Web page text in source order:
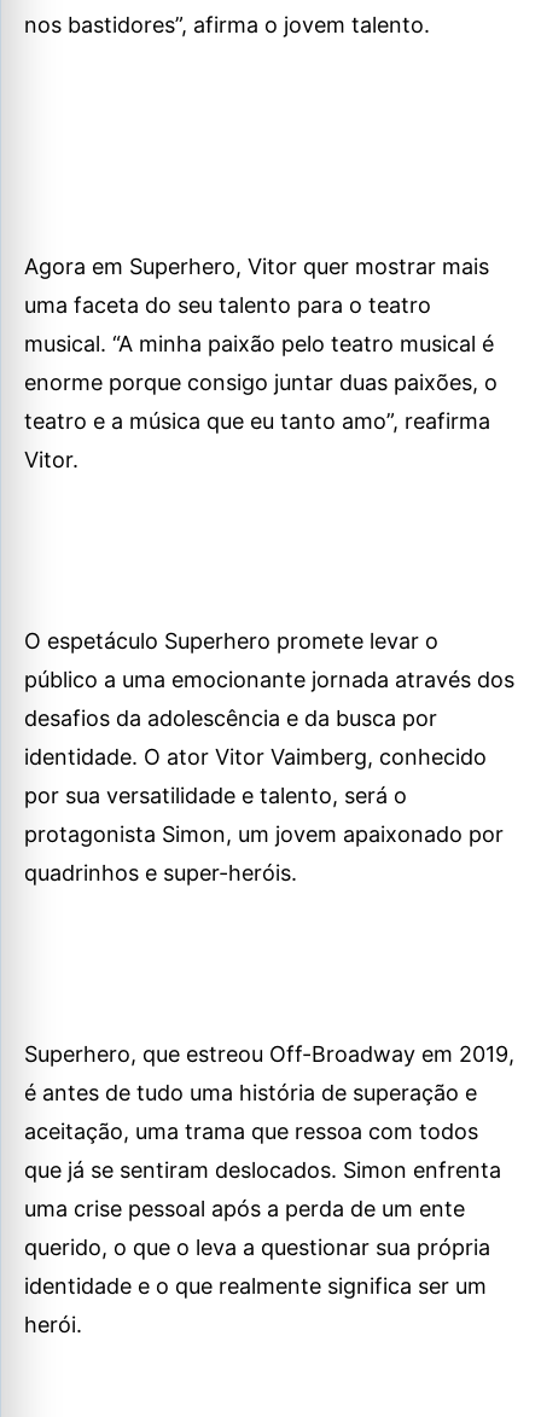
nos bastidores”, afirma o jovem talento.
Agora em Superhero, Vitor quer mostrar mais
uma faceta do seu talento para o teatro
musical. “A minha paixão pelo teatro musical é
enorme porque consigo juntar duas paixões, o
teatro e a música que eu tanto amo”, reafirma
Vitor.
O espetáculo Superhero promete levar o
público a uma emocionante jornada através dos
desafios da adolescência e da busca por
identidade. O ator Vitor Vaimberg, conhecido
por sua versatilidade e talento, será o
protagonista Simon, um jovem apaixonado por
quadrinhos e super-heróis.
Superhero, que estreou Off-Broadway em 2019,
é antes de tudo uma história de superação e
aceitação, uma trama que ressoa com todos
que já se sentiram deslocados. Simon enfrenta
uma crise pessoal após a perda de um ente
querido, o que o leva a questionar sua própria
identidade e o que realmente significa ser um
herói.